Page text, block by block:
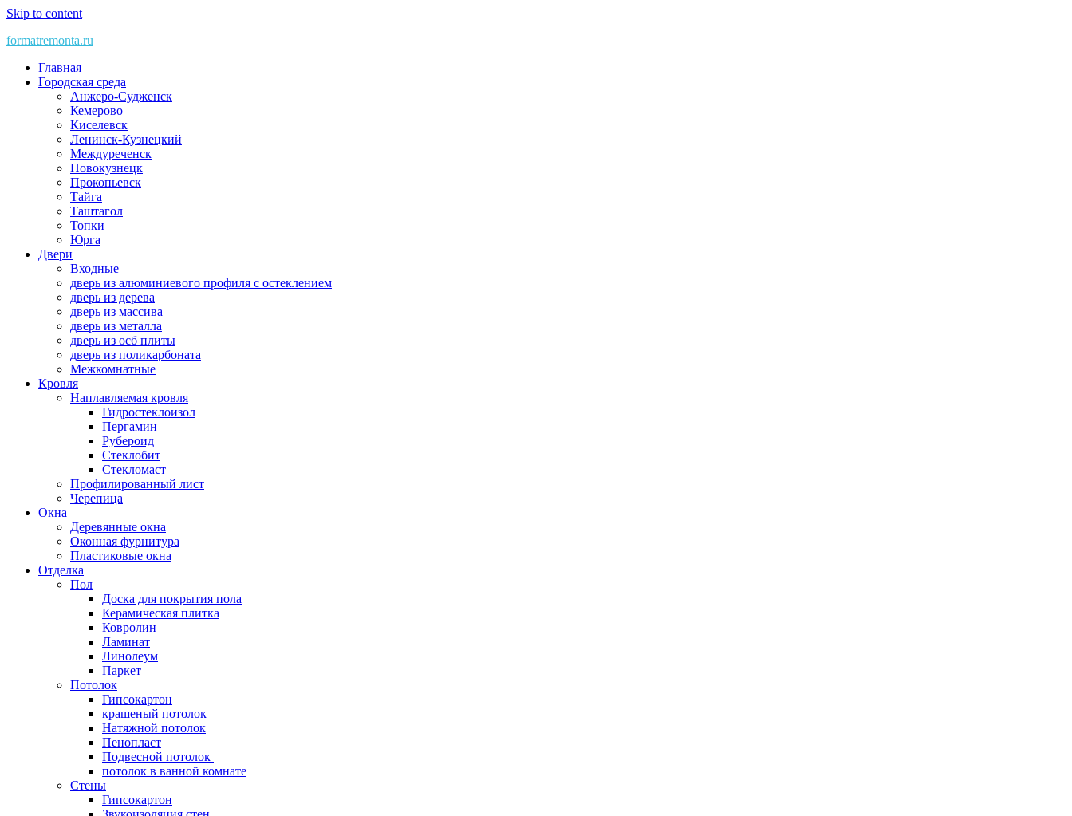
Skip to content
formatremonta.ru
Главная
Городская среда
Анжеро-Судженск
Кемерово
Киселевск
Ленинск-Кузнецкий
Междуреченск
Новокузнецк
Прокопьевск
Тайга
Таштагол
Топки
Юрга
Двери
Входные
дверь из алюминиевого профиля с остеклением
дверь из дерева
дверь из массива
дверь из металла
дверь из осб плиты
дверь из поликарбоната
Межкомнатные
Кровля
Наплавляемая кровля
Гидростеклоизол
Пергамин
Рубероид
Стеклобит
Стекломаст
Профилированный лист
Черепица
Окна
Деревянные окна
Оконная фурнитура
Пластиковые окна
Отделка
Пол
Доска для покрытия пола
Керамическая плитка
Ковролин
Ламинат
Линолеум
Паркет
Потолок
Гипсокартон
крашеный потолок
Натяжной потолок
Пенопласт
Подвесной потолок
потолок в ванной комнате
Стены
Гипсокартон